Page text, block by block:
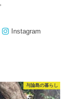
Instagram
与論島の暮らし